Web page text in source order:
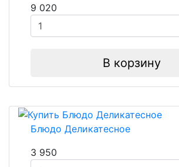
9 020
В корзину
Блюдо Деликатесное
3 950